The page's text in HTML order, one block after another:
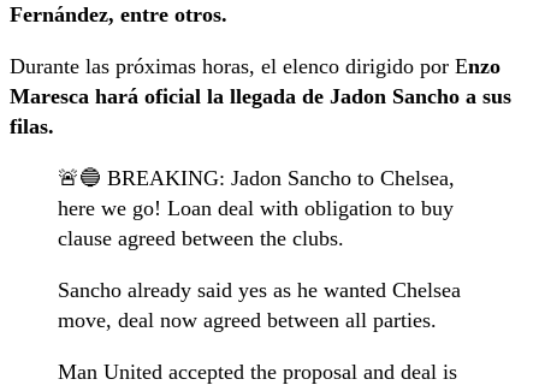
Fernández, entre otros.
Durante las próximas horas, el elenco dirigido por Enzo
Maresca hará oficial la llegada de Jadon Sancho a sus
filas.
🚨🔵 BREAKING: Jadon Sancho to Chelsea,
here we go! Loan deal with obligation to buy
clause agreed between the clubs.
Sancho already said yes as he wanted Chelsea
move, deal now agreed between all parties.
Man United accepted the proposal and deal is